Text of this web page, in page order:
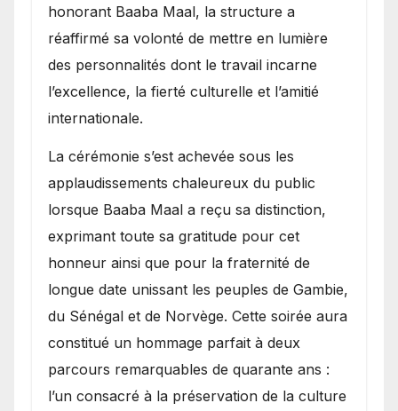
honorant Baaba Maal, la structure a
réaffirmé sa volonté de mettre en lumière
des personnalités dont le travail incarne
l’excellence, la fierté culturelle et l’amitié
internationale.
​La cérémonie s’est achevée sous les
applaudissements chaleureux du public
lorsque Baaba Maal a reçu sa distinction,
exprimant toute sa gratitude pour cet
honneur ainsi que pour la fraternité de
longue date unissant les peuples de Gambie,
du Sénégal et de Norvège. Cette soirée aura
constitué un hommage parfait à deux
parcours remarquables de quarante ans :
l’un consacré à la préservation de la culture